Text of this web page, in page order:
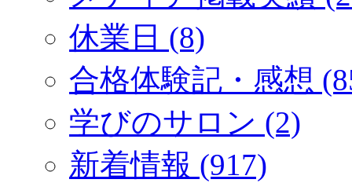
休業日 (8)
合格体験記・感想
学びのサロン (2)
新着情報 (917)